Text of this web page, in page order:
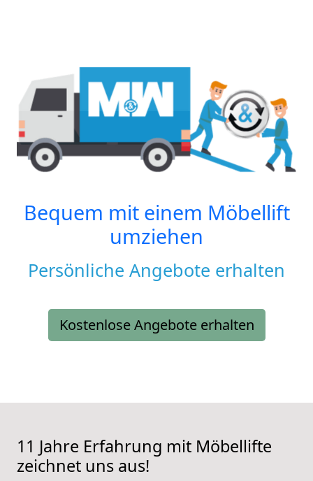
Bequem mit einem Möbellift
umziehen
Persönliche Angebote erhalten
Kostenlose Angebote erhalten
11 Jahre Erfahrung mit Möbellifte
zeichnet uns aus!